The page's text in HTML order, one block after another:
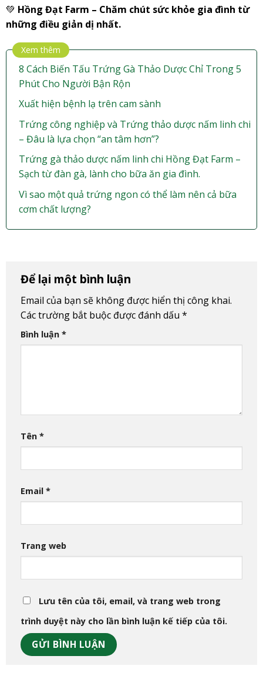
💚 Hồng Đạt Farm – Chăm chút sức khỏe gia đình từ
những điều giản dị nhất.
Xem thêm
8 Cách Biến Tấu Trứng Gà Thảo Dược Chỉ Trong 5
Phút Cho Người Bận Rộn
Xuất hiện bệnh lạ trên cam sành
Trứng công nghiệp và Trứng thảo dược nấm linh chi
– Đâu là lựa chọn “an tâm hơn”?
Trứng gà thảo dược nấm linh chi Hồng Đạt Farm –
Sạch từ đàn gà, lành cho bữa ăn gia đình.
Vì sao một quả trứng ngon có thể làm nên cả bữa
cơm chất lượng?
Để lại một bình luận
Email của bạn sẽ không được hiển thị công khai.
Các trường bắt buộc được đánh dấu *
Bình luận *
Tên *
Email *
Trang web
Lưu tên của tôi, email, và trang web trong
trình duyệt này cho lần bình luận kế tiếp của tôi.